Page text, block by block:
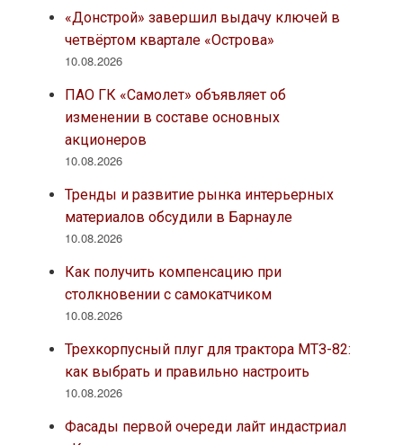
«Донстрой» завершил выдачу ключей в
четвёртом квартале «Острова»
10.08.2026
ПАО ГК «Самолет» объявляет об
изменении в составе основных
акционеров
10.08.2026
Тренды и развитие рынка интерьерных
материалов обсудили в Барнауле
10.08.2026
Как получить компенсацию при
столкновении с самокатчиком
10.08.2026
Трехкорпусный плуг для трактора МТЗ-82:
как выбрать и правильно настроить
10.08.2026
Фасады первой очереди лайт индастриал